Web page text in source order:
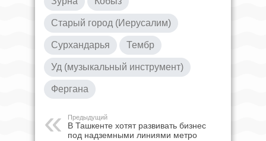
Старый город (Иерусалим)
Сурхандарья Тембр
Уд (музыкальный инструмент)
Фергана
Предыдущий
В Ташкенте хотят развивать бизнес
под надземными линиями метро